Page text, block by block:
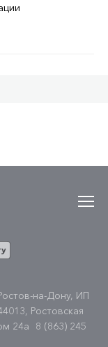
на-Дону, ИП
Ростовская
24а
8 (863) 245